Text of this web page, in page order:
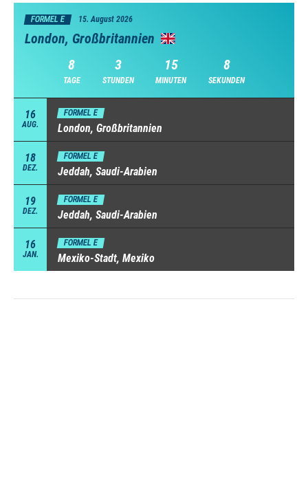
FORMEL E 15. August 2026
London, Großbritannien
8
TAGE
3
STUNDEN
15
MINUTEN
7
SEKUNDEN
16
AUG.
FORMEL E
London, Großbritannien
18
DEZ.
FORMEL E
Jeddah, Saudi-Arabien
19
DEZ.
FORMEL E
Jeddah, Saudi-Arabien
16
JAN.
FORMEL E
Mexiko-Stadt, Mexiko